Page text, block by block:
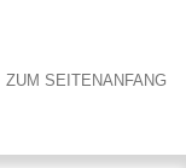
ZUM SEITENANFANG